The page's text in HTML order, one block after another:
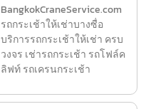
BangkokCraneService.com
รถกระเช้าให้เช่าบางซื่อ
บริการรถกระเช้าให้เช่า ครบ
วงจร เช่ารถกระเช้า รถโฟล์ค
ลิฟท์ รถเครนกระเช้า